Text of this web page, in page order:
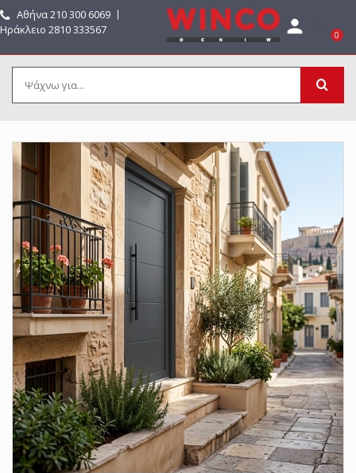
Αθήνα210 300 6069 〡
Ηράκλειο 2810 333567
 0